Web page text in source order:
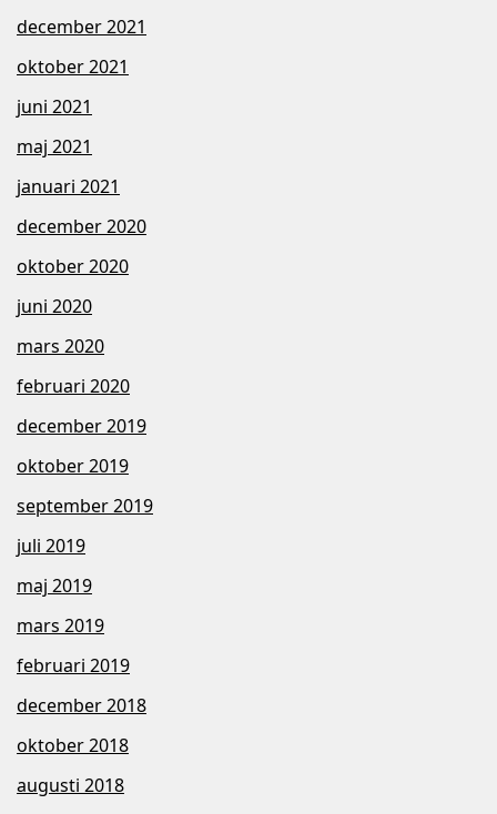
december 2021
oktober 2021
juni 2021
maj 2021
januari 2021
december 2020
oktober 2020
juni 2020
mars 2020
februari 2020
december 2019
oktober 2019
september 2019
juli 2019
maj 2019
mars 2019
februari 2019
december 2018
oktober 2018
augusti 2018